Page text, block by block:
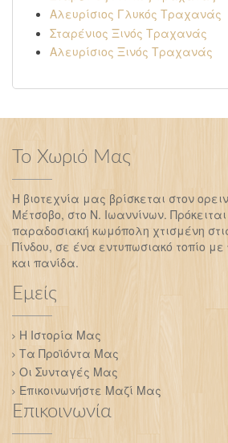
Αλευρίσιος Γλυκός Τραχανάς
Σταρένιος Ξινός Τραχανάς
Αλευρίσιος Ξινός Τραχανάς
Το Χωριό Μας
Η βιοτεχνία μας βρίσκεται στον
Μέτσοβο, στο Ν. Ιωαννίνων.
παραδοσιακή κωμόπολη χτισμένη
Πίνδου, σε ένα εντυπωσιακό τοπίο
και πανίδα.
Εμείς
Η Ιστορία Μας
Τα Προϊόντα Μας
Οι Συνταγές Μας
Επικοινωνήστε Μαζί Μας
Επικοινωνία